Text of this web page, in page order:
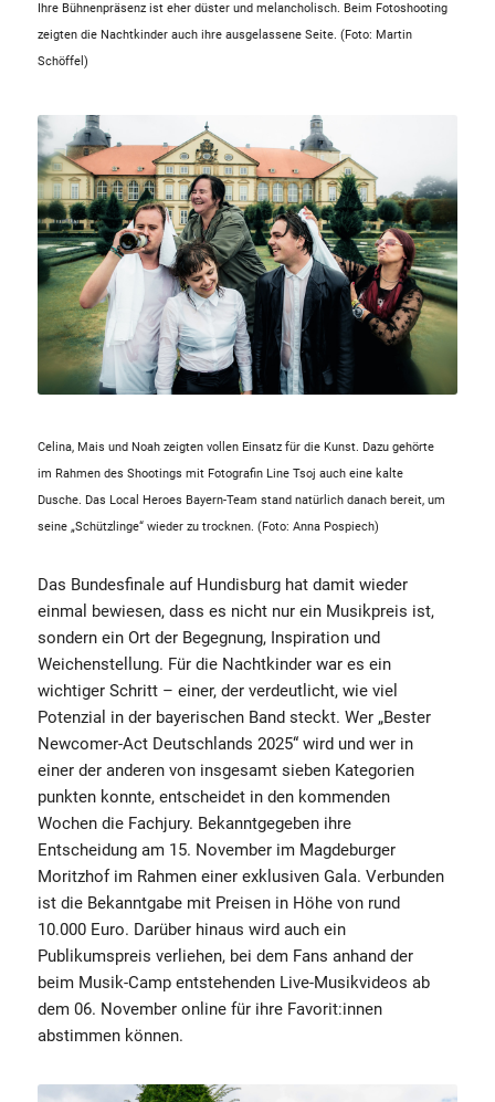
Ihre Bühnenpräsenz ist eher düster und melancholisch. Beim Fotoshooting
zeigten die Nachtkinder auch ihre ausgelassene Seite. (Foto: Martin
Schöffel)
Celina, Mais und Noah zeigten vollen Einsatz für die Kunst. Dazu gehörte
im Rahmen des Shootings mit Fotografin Line Tsoj auch eine kalte
Dusche. Das Local Heroes Bayern-Team stand natürlich danach bereit, um
seine „Schützlinge“ wieder zu trocknen. (Foto: Anna Pospiech)
Das Bundesfinale auf Hundisburg hat damit wieder
einmal bewiesen, dass es nicht nur ein Musikpreis ist,
sondern ein Ort der Begegnung, Inspiration und
Weichenstellung. Für die Nachtkinder war es ein
wichtiger Schritt – einer, der verdeutlicht, wie viel
Potenzial in der bayerischen Band steckt. Wer „Bester
Newcomer-Act Deutschlands 2025“ wird und wer in
einer der anderen von insgesamt sieben Kategorien
punkten konnte, entscheidet in den kommenden
Wochen die Fachjury. Bekanntgegeben ihre
Entscheidung am 15. November im Magdeburger
Moritzhof im Rahmen einer exklusiven Gala. Verbunden
ist die Bekanntgabe mit Preisen in Höhe von rund
10.000 Euro. Darüber hinaus wird auch ein
Publikumspreis verliehen, bei dem Fans anhand der
beim Musik-Camp entstehenden Live-Musikvideos ab
dem 06. November online für ihre Favorit:innen
abstimmen können.